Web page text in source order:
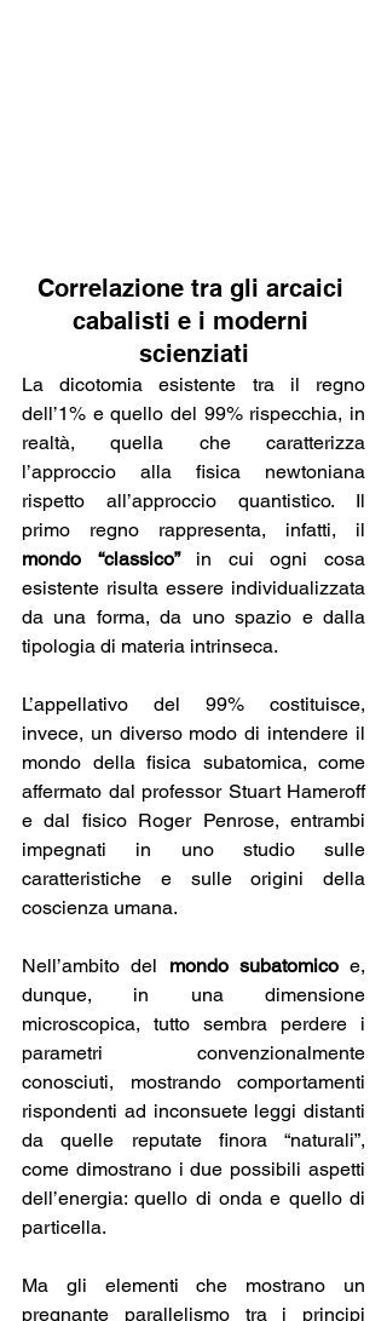
Correlazione tra gli arcaici
cabalisti e i moderni
scienziati
La dicotomia esistente tra il regno
dell’1% e quello del 99% rispecchia, in
realtà, quella che caratterizza
l’approccio alla fisica newtoniana
rispetto all’approccio quantistico. Il
mondo “classico” in cui ogni cosa
esistente risulta essere individualizzata
da una forma, da uno spazio e dalla
tipologia di materia intrinseca.
L’appellativo del 99% costituisce,
invece, un diverso modo di intendere il
mondo della fisica subatomica, come
affermato dal professor Stuart Hameroff
e dal fisico Roger Penrose, entrambi
impegnati in uno studio sulle
caratteristiche e sulle origini della
coscienza umana.
Nell’ambito del mondo subatomico e,
dunque, in una dimensione
microscopica, tutto sembra perdere i
parametri convenzionalmente
conosciuti, mostrando comportamenti
rispondenti ad inconsuete leggi distanti
da quelle reputate finora “naturali”,
come dimostrano i due possibili aspetti
dell’energia: quello di onda e quello di
particella.
Ma gli elementi che mostrano un
pregnante parallelismo tra i principi